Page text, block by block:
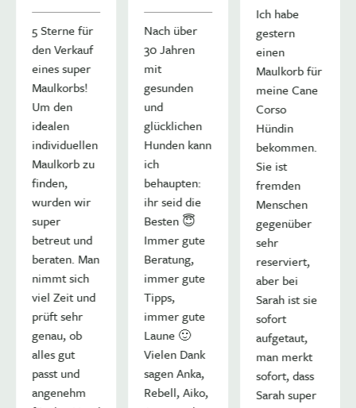
5 Sterne für
den Verkauf
eines super
Maulkorbs!
Um den
idealen
individuellen
Maulkorb zu
finden,
wurden wir
super
betreut und
beraten. Man
nimmt sich
viel Zeit und
prüft sehr
genau, ob
alles gut
passt und
angenehm
Nach über
30 Jahren
mit
gesunden
und
glücklichen
Hunden kann
ich
behaupten:
ihr seid die
Besten 😇
Immer gute
Beratung,
immer gute
Tipps,
immer gute
Laune 🙂
Vielen Dank
sagen Anka,
Rebell, Aiko,
Ich habe
gestern
einen
Maulkorb für
meine Cane
Corso
Hündin
bekommen.
Sie ist
fremden
Menschen
gegenüber
sehr
reserviert,
aber bei
Sarah ist sie
sofort
aufgetaut,
man merkt
sofort, dass
Sarah super